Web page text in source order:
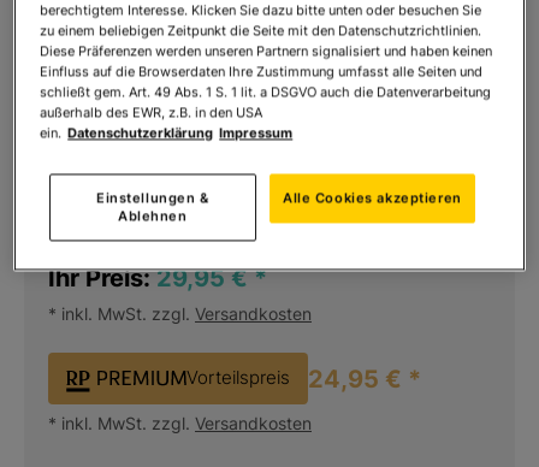
Mein Tablet – schnell und einfach erklärt
Art.Nr.:5451724
Sofort lieferbar
Ihr Preis:29,95 €*
* inkl. MwSt. zzgl. Versandkosten
Vorteilspreis 24,95 € *
* inkl. MwSt. zzgl. Versandkosten
berechtigtem Interesse. Klicken Sie dazu bitte unten oder besuchen Sie
zu einem beliebigen Zeitpunkt die Seite mit den Datenschutzrichtlinien.
Diese Präferenzen werden unseren Partnern signalisiert und haben keinen
Einfluss auf die Browserdaten Ihre Zustimmung umfasst alle Seiten und
schließt gem. Art. 49 Abs. 1 S. 1 lit. a DSGVO auch die Datenverarbeitung
außerhalb des EWR, z.B. in den USA
ein. Datenschutzerklärung Impressum
Einstellungen &
Ablehnen
Alle Cookies akzeptieren